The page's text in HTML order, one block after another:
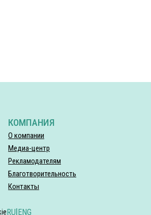
КОМПАНИЯ
О компании
Медиа-центр
Рекламодателям
Благотворительность
Контакты
RU|ENG